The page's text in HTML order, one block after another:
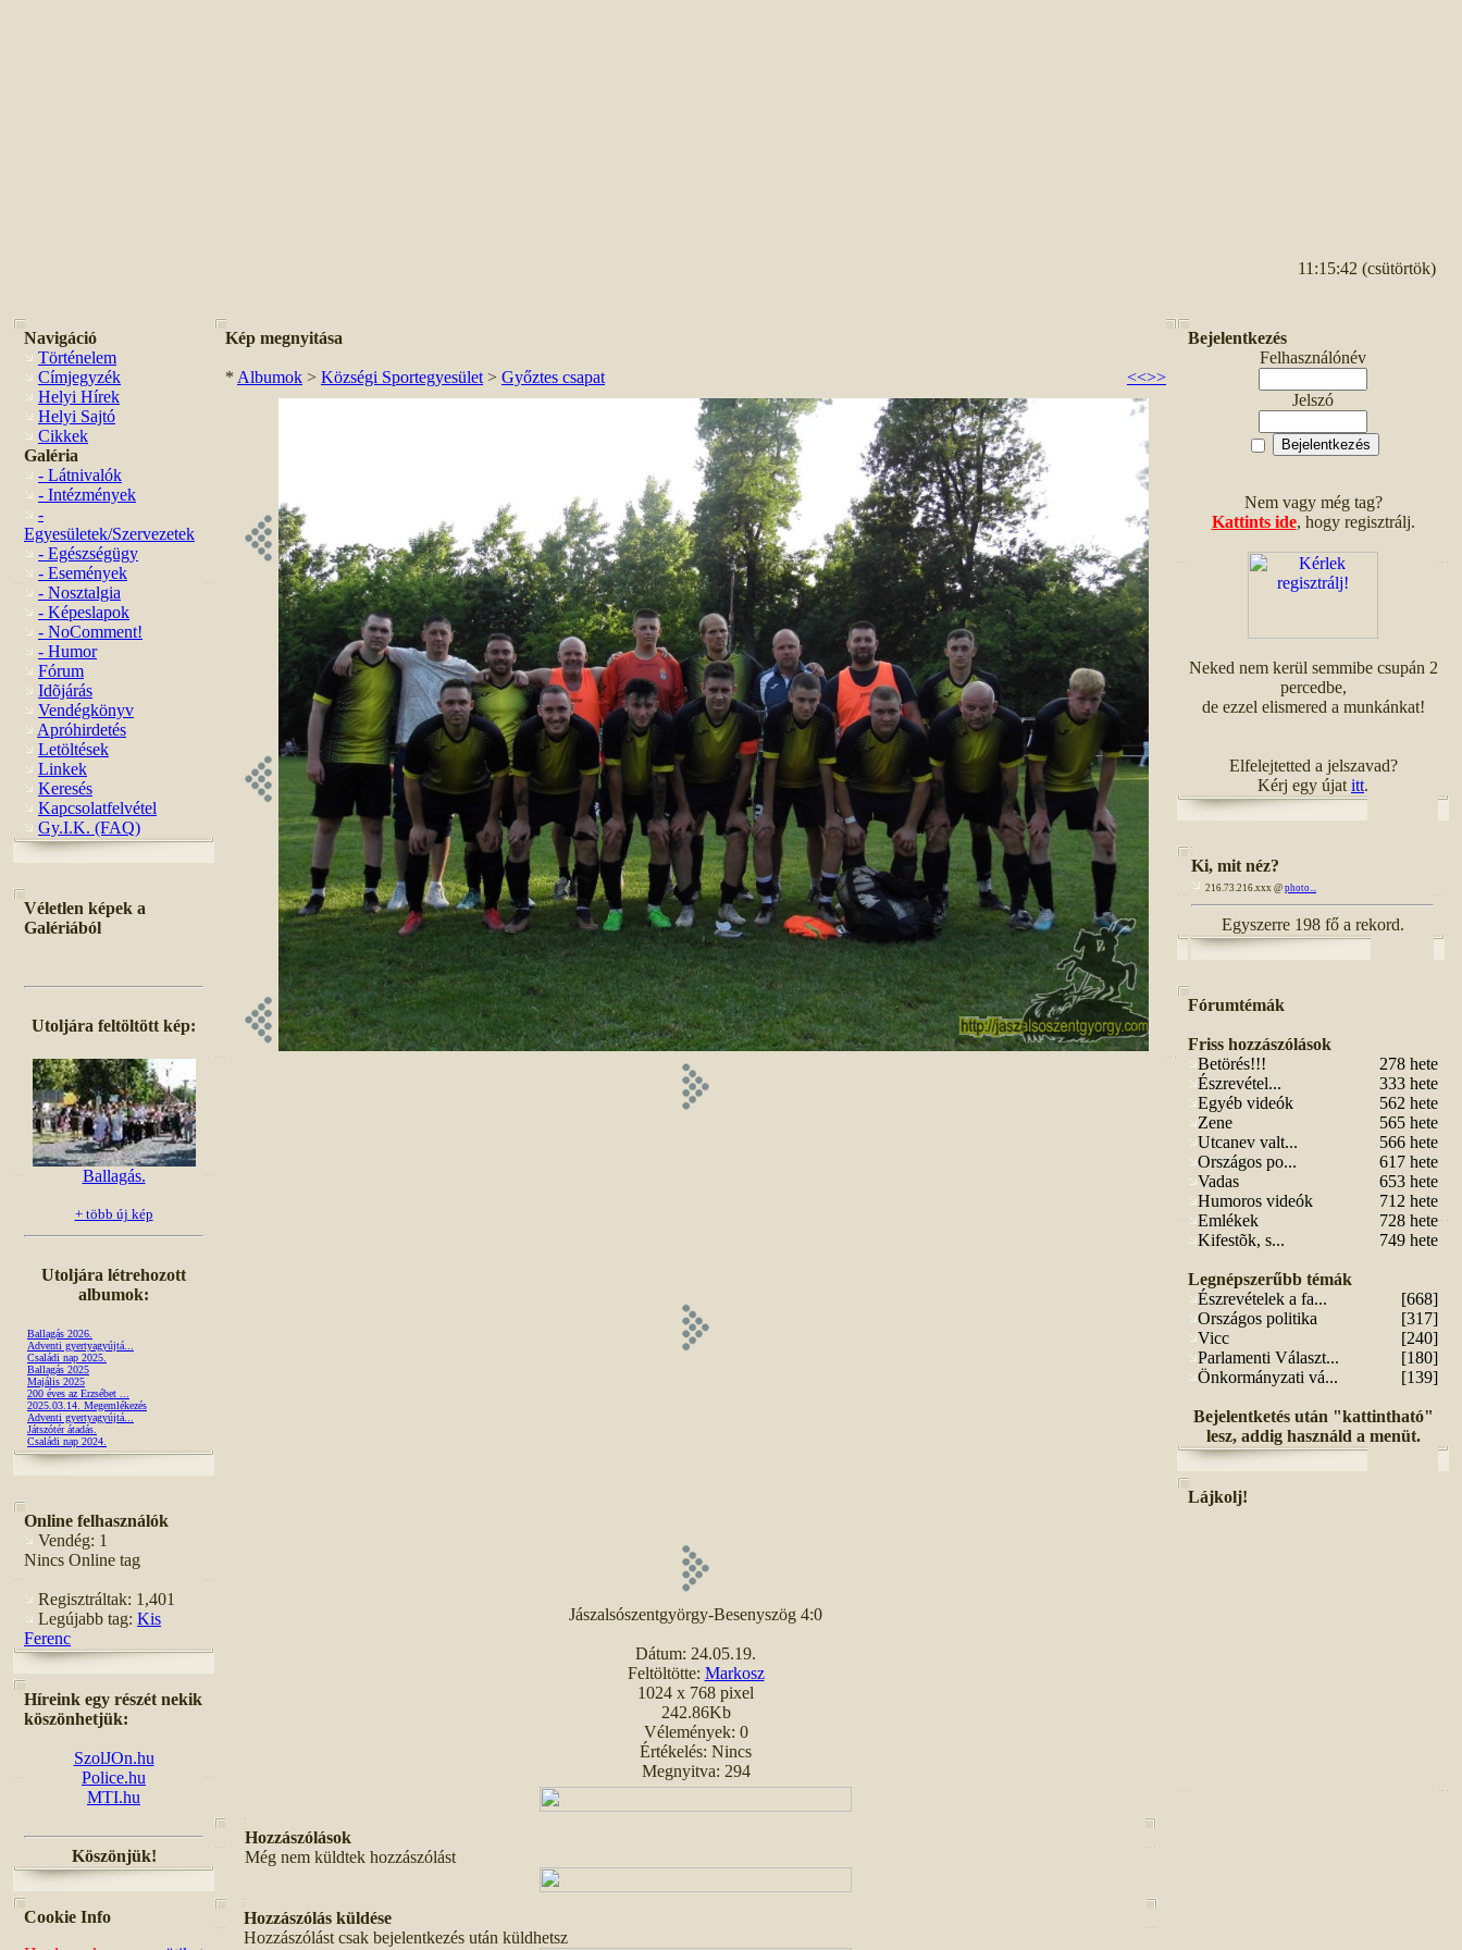
11:15:42 (csütörtök)
Navigáció
Történelem
Címjegyzék
Helyi Hírek
Helyi Sajtó
Cikkek
Galéria
- Látnivalók
- Intézmények
-
Egyesületek/Szervezetek
- Egészségügy
- Események
- Nosztalgia
- Képeslapok
- NoComment!
- Humor
Fórum
Idõjárás
Vendégkönyv
Apróhirdetés
Letöltések
Linkek
Keresés
Kapcsolatfelvétel
Gy.I.K. (FAQ)
Véletlen képek a
Galériából
Utoljára feltöltött kép:
Ballagás.
+ több új kép
Utoljára létrehozott
albumok:
Ballagás 2026.
Adventi gyertyagyújtá...
Családi nap 2025.
Ballagás 2025
Majális 2025
200 éves az Erzsébet ...
2025.03.14. Megemlékezés
Adventi gyertyagyújtá...
Játszótér átadás.
Családi nap 2024.
Online felhasználók
Vendég: 1
Nincs Online tag
Regisztráltak: 1,401
Legújabb tag: Kis
Ferenc
Híreink egy részét nekik
köszönhetjük:
SzolJOn.hu
Police.hu
MTI.hu
Köszönjük!
Cookie Info
Kép megnyitása
* Albumok > Községi Sportegyesület > Győztes csapat <<>>
Jászalsószentgyörgy-Besenyszög 4:0
Dátum: 24.05.19.
Feltöltötte: Markosz
1024 x 768 pixel
242.86Kb
Vélemények: 0
Értékelés: Nincs
Megnyitva: 294
Hozzászólások
Még nem küldtek hozzászólást
Hozzászólás küldése
Hozzászólást csak bejelentkezés után küldhetsz
Bejelentkezés
Felhasználónév
Jelszó
Nem vagy még tag?
Kattints ide, hogy regisztrálj.
Neked nem kerül semmibe csupán 2
percedbe,
de ezzel elismered a munkánkat!
Elfelejtetted a jelszavad?
Kérj egy újat itt.
Ki, mit néz?
216.73.216.xxx @ photo...
Egyszerre 198 fő a rekord.
Fórumtémák
Friss hozzászólások
Betörés!!!
278 hete
Észrevétel...
333 hete
Egyéb videók
562 hete
Zene
565 hete
Utcanev valt...
566 hete
Országos po...
617 hete
Vadas
653 hete
Humoros videók
712 hete
Emlékek
728 hete
Kifestõk, s...
749 hete
Legnépszerűbb témák
Észrevételek a fa...
[668]
Országos politika
[317]
Vicc
[240]
Parlamenti Választ...
[180]
Önkormányzati vá...
[139]
Bejelentketés után "kattintható"
lesz, addig használd a menüt.
Lájkolj!